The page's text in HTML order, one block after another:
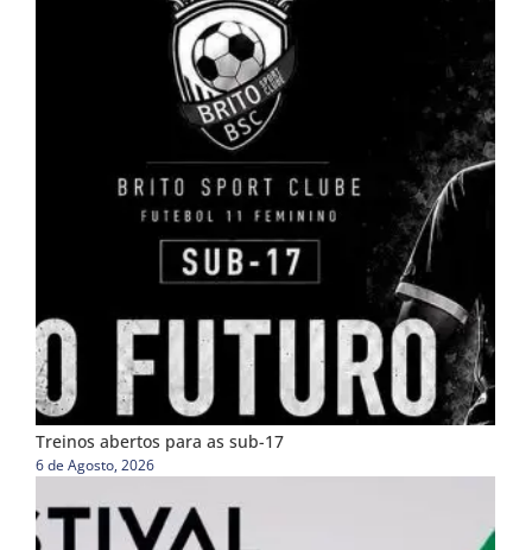
Treinos abertos para as sub-17
6 de Agosto, 2026